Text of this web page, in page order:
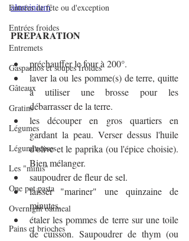
Entrées de fête ou d'exception
Entrées froides
Entremets
Gaspachos et soupes froides
Gâteaux
Gratins
Légumes
Légumineuses
Les "minis"
One pot pasta
Overnight oatmeal
Pains et brioches
aluminium
PREPARATION
préchauffer le four à 200°.
laver la ou les pomme(s) de terre, quitte
à utiliser une brosse pour les
débarrasser de la terre.
les découper en gros quartiers en
gardant la peau. Verser dessus l'huile
d'olive et le paprika (ou l'épice choisie).
Bien mélanger.
saupoudrer de fleur de sel.
laisser "mariner" une quinzaine de
minutes.
étaler les pommes de terre sur une toile
de cuisson. Saupoudrer de thym (ou